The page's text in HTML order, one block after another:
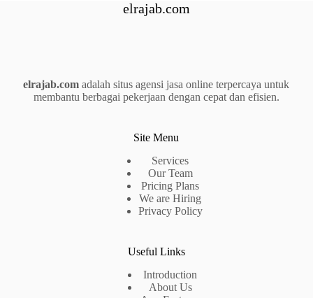
elrajab.com
elrajab.com adalah situs agensi jasa online terpercaya untuk
membantu berbagai pekerjaan dengan cepat dan efisien.
Site Menu
Services
Our Team
Pricing Plans
We are Hiring
Privacy Policy
Useful Links
Introduction
About Us